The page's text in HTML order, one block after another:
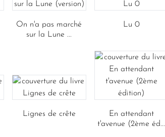
On n'a pas marché
sur la Lune ...
Lu 0
Lignes de crête
En attendant
t'avenue (2ème éd...